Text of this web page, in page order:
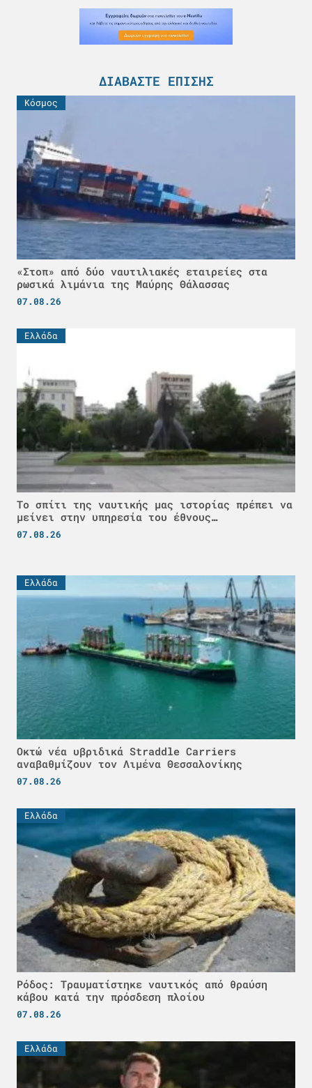
ΔΙΑΒΆΣΤΕ ΕΠΊΣΗΣ
Κόσμος
«Στοπ» από δύο ναυτιλιακές εταιρείες στα
ρωσικά λιμάνια της Μαύρης Θάλασσας
07.08.26
Ελλάδα
Το σπίτι της ναυτικής μας ιστορίας πρέπει να
μείνει στην υπηρεσία του έθνους…
07.08.26
Ελλάδα
Οκτώ νέα υβριδικά Straddle Carriers
αναβαθμίζουν τον Λιμένα Θεσσαλονίκης
07.08.26
Ελλάδα
Ρόδος: Τραυματίστηκε ναυτικός από θραύση
κάβου κατά την πρόσδεση πλοίου
07.08.26
Ελλάδα